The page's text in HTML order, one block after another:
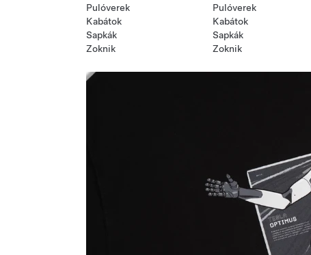
Pulóverek
Kabátok
Sapkák
Zoknik
Pulóverek
Kabátok
Sapkák
Zoknik